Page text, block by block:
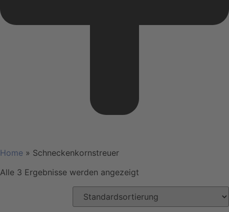
Home » Schneckenkornstreuer
Alle 3 Ergebnisse werden angezeigt